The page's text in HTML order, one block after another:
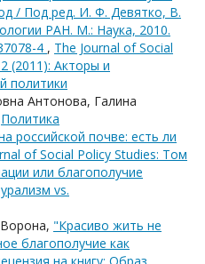
/ Под ред. И. Ф. Девятко, В.
РАН. М.: Наука, 2010.
4 , The Journal of Social
(2011): Акторы и
политики
Антонова, Галина
Политика
российской почве: есть ли
of Social Policy Studies: Том
или благополучие
vs.
"Красиво жить не
благополучие как